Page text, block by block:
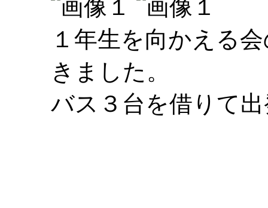
１年生を向かえる
きました。
バス３台を借りて